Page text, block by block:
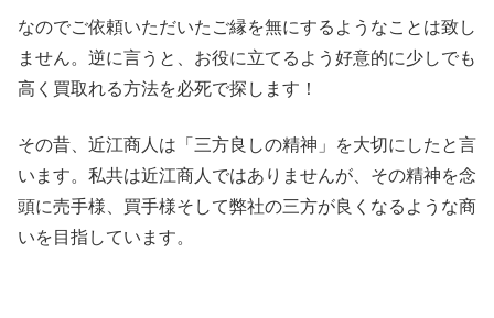
なのでご依頼いただいたご縁を無にするようなことは致し
ません。逆に言うと、お役に立てるよう好意的に少しでも
高く買取れる方法を必死で探します！
その昔、近江商人は「三方良しの精神」を大切にしたと言
います。私共は近江商人ではありませんが、その精神を念
頭に売手様、買手様そして弊社の三方が良くなるような商
いを目指しています。